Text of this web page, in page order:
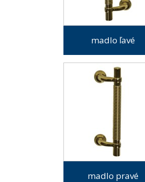
madlo ľavé
madlo pravé